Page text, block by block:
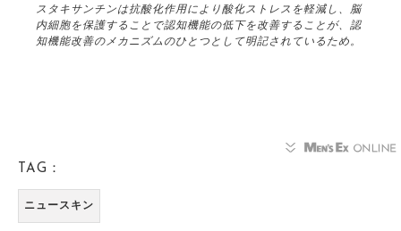
スタキサンチンは抗酸化作用により酸化ストレスを軽減し、脳
内細胞を保護することで認知機能の低下を改善することが、認
知機能改善のメカニズムのひとつとして明記されているため。
TAG：
ニュースキン